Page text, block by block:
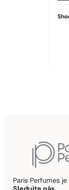
Paris Perfumes